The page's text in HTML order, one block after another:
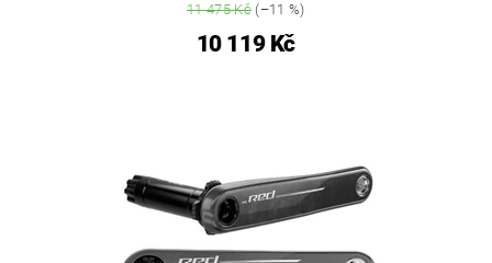
11 475 Kč(–11 %)
10 119 Kč